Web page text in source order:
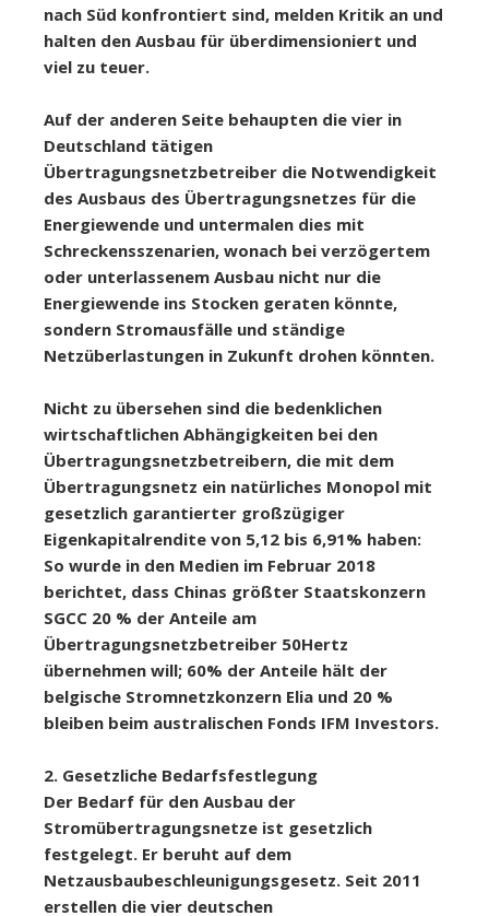
nach Süd konfrontiert sind, melden Kritik an und
halten den Ausbau für überdimensioniert und
viel zu teuer.
Auf der anderen Seite behaupten die vier in
Deutschland tätigen
Übertragungsnetzbetreiber die Notwendigkeit
des Ausbaus des Übertragungsnetzes für die
Energiewende und untermalen dies mit
Schreckensszenarien, wonach bei verzögertem
oder unterlassenem Ausbau nicht nur die
Energiewende ins Stocken geraten könnte,
sondern Stromausfälle und ständige
Netzüberlastungen in Zukunft drohen könnten.
Nicht zu übersehen sind die bedenklichen
wirtschaftlichen Abhängigkeiten bei den
Übertragungsnetzbetreibern, die mit dem
Übertragungsnetz ein natürliches Monopol mit
gesetzlich garantierter großzügiger
Eigenkapitalrendite von 5,12 bis 6,91% haben:
So wurde in den Medien im Februar 2018
berichtet, dass Chinas größter Staatskonzern
SGCC 20 % der Anteile am
Übertragungsnetzbetreiber 50Hertz
übernehmen will; 60% der Anteile hält der
belgische Stromnetzkonzern Elia und 20 %
bleiben beim australischen Fonds IFM Investors.
2. Gesetzliche Bedarfsfestlegung
Der Bedarf für den Ausbau der
Stromübertragungsnetze ist gesetzlich
festgelegt. Er beruht auf dem
Netzausbaubeschleunigungsgesetz. Seit 2011
erstellen die vier deutschen